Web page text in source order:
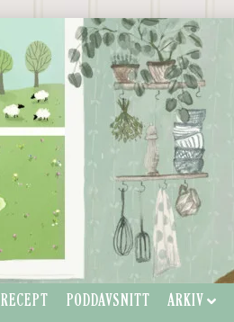
RECEPT PODDAVSNITT ARKIV